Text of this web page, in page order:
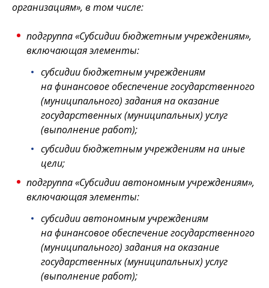
организациям», в том числе:
подгруппа «Субсидии бюджетным учреждениям»,
включающая элементы:
субсидии бюджетным учреждениям
на финансовое обеспечение государственного
(муниципального) задания на оказание
государственных (муниципальных) услуг
(выполнение работ);
субсидии бюджетным учреждениям на иные
цели;
подгруппа «Субсидии автономным учреждениям»,
включающая элементы:
субсидии автономным учреждениям
на финансовое обеспечение государственного
(муниципального) задания на оказание
государственных (муниципальных) услуг
(выполнение работ);